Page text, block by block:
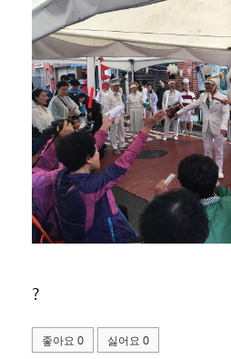
?
좋아요0 싫어요0